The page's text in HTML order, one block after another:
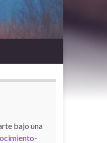
bajo una